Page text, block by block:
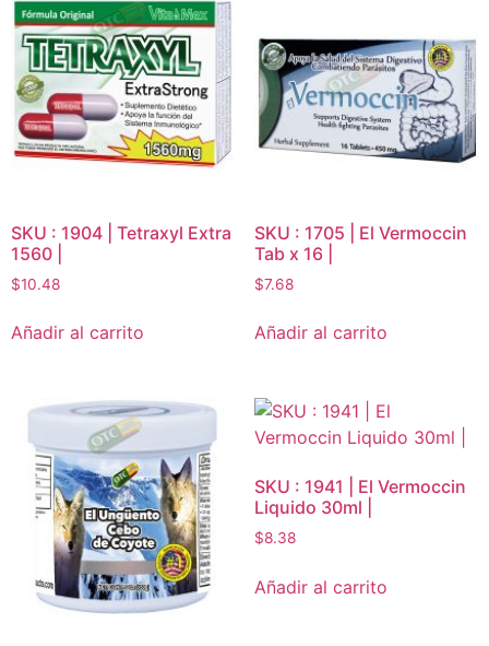
SKU : 1904 | Tetraxyl Extra
1560 |
$10.48
Añadir al carrito
SKU : 1705 | El Vermoccin
Tab x 16 |
$7.68
Añadir al carrito
SKU : 1941 | El Vermoccin
Liquido 30ml |
$8.38
Añadir al carrito